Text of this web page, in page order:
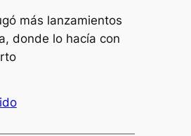
más lanzamientos
donde lo hacía con